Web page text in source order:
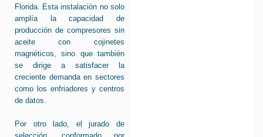
Florida. Esta instalación no solo
amplía la capacidad de
producción de compresores sin
aceite con cojinetes
magnéticos, sino que también
se dirige a satisfacer la
creciente demanda en sectores
como los enfriadores y centros
de datos.
Por otro lado, el jurado de